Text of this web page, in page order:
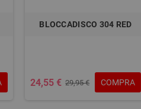
BLOCCADISCO 304 RED
24,55 € 29,95 € COMPRA